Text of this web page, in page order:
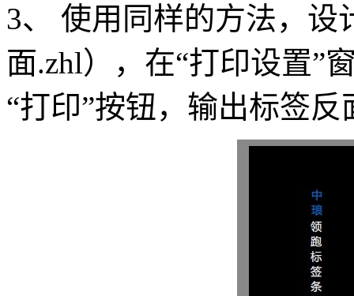
3、 使用同样的方法，设
面.zhl），在“打印设置”
“打印”按钮，输出标签